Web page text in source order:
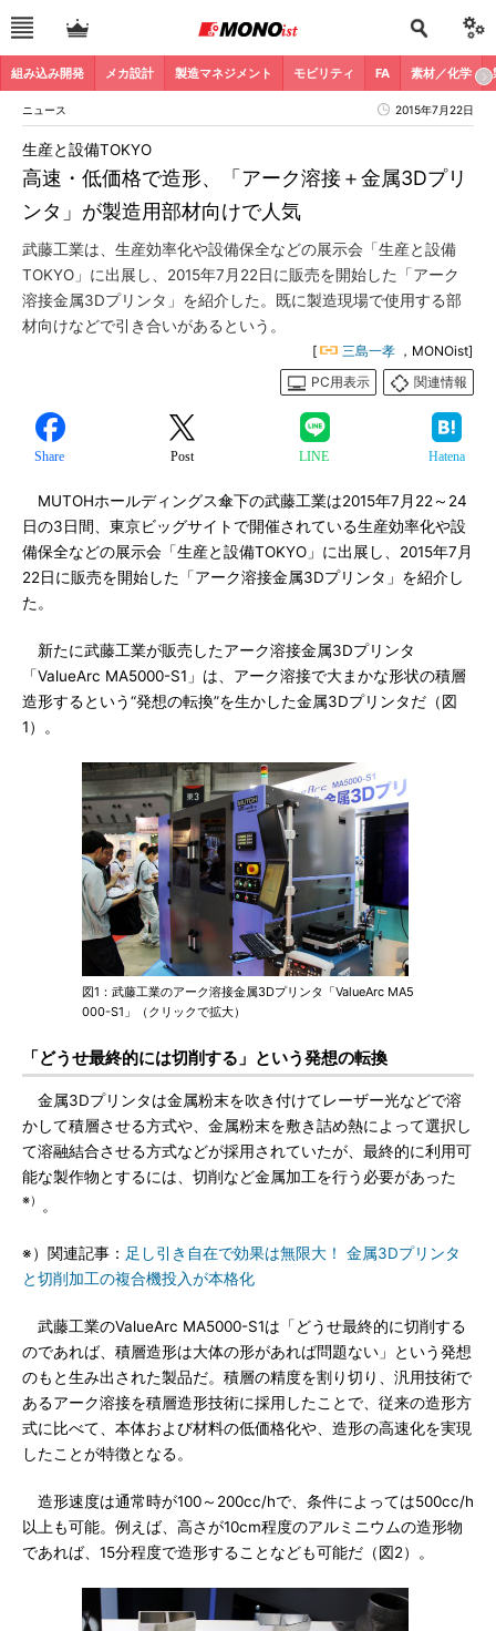
組み込み開発 メカ設計 製造マネジメント モビリティ FA 素材／化学
ニュース 2015年7月22日
高速・低価格で造形、「アーク溶接＋金属3Dプリ
ンタ」が製造用部材向けで人気
生産と設備TOKYO
武藤工業は、生産効率化や設備保全などの展示会「生産と設備
TOKYO」に出展し、2015年7月22日に販売を開始した「アーク
溶接金属3Dプリンタ」を紹介した。既に製造現場で使用する部
材向けなどで引き合いがあるという。
[ 三島一孝 ，MONOist]
PC用表示
関連情報
Share Post LINE Hatena
MUTOHホールディングス傘下の武藤工業は2015年7月22～24
日の3日間、東京ビッグサイトで開催されている生産効率化や設
備保全などの展示会「生産と設備TOKYO」に出展し、2015年7月
22日に販売を開始した「アーク溶接金属3Dプリンタ」を紹介し
た。
新たに武藤工業が販売したアーク溶接金属3Dプリンタ
「ValueArc MA5000-S1」は、アーク溶接で大まかな形状の積層
造形するという“発想の転換”を生かした金属3Dプリンタだ（図
1）。
図1：武藤工業のアーク溶接金属3Dプリンタ「ValueArc MA5
000-S1」（クリックで拡大）
「どうせ最終的には切削する」という発想の転換
金属3Dプリンタは金属粉末を吹き付けてレーザー光などで溶
かして積層させる方式や、金属粉末を敷き詰め熱によって選択し
て溶融結合させる方式などが採用されていたが、最終的に利用可
能な製作物とするには、切削など金属加工を行う必要があった
※） 。
※）関連記事： 足し引き自在で効果は無限大！ 金属3Dプリンタ
と切削加工の複合機投入が本格化
武藤工業のValueArc MA5000-S1は「どうせ最終的に切削する
のであれば、積層造形は大体の形があれば問題ない」という発想
のもと生み出された製品だ。積層の精度を割り切り、汎用技術で
あるアーク溶接を積層造形技術に採用したことで、従来の造形方
式に比べて、本体および材料の低価格化や、造形の高速化を実現
したことが特徴となる。
造形速度は通常時が100～200cc/hで、条件によっては500cc/h
以上も可能。例えば、高さが10cm程度のアルミニウムの造形物
であれば、15分程度で造形することなども可能だ（図2）。